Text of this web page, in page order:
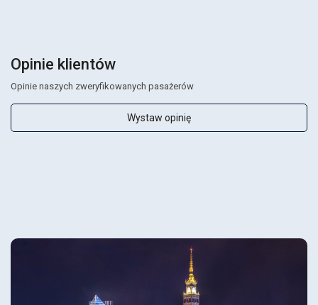
Opinie klientów
Opinie naszych zweryfikowanych pasażerów
Wystaw opinię